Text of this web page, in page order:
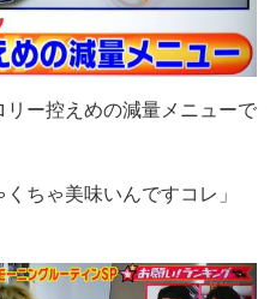
ー控えめの減量メニューで
ちゃ美味いんですコレ」